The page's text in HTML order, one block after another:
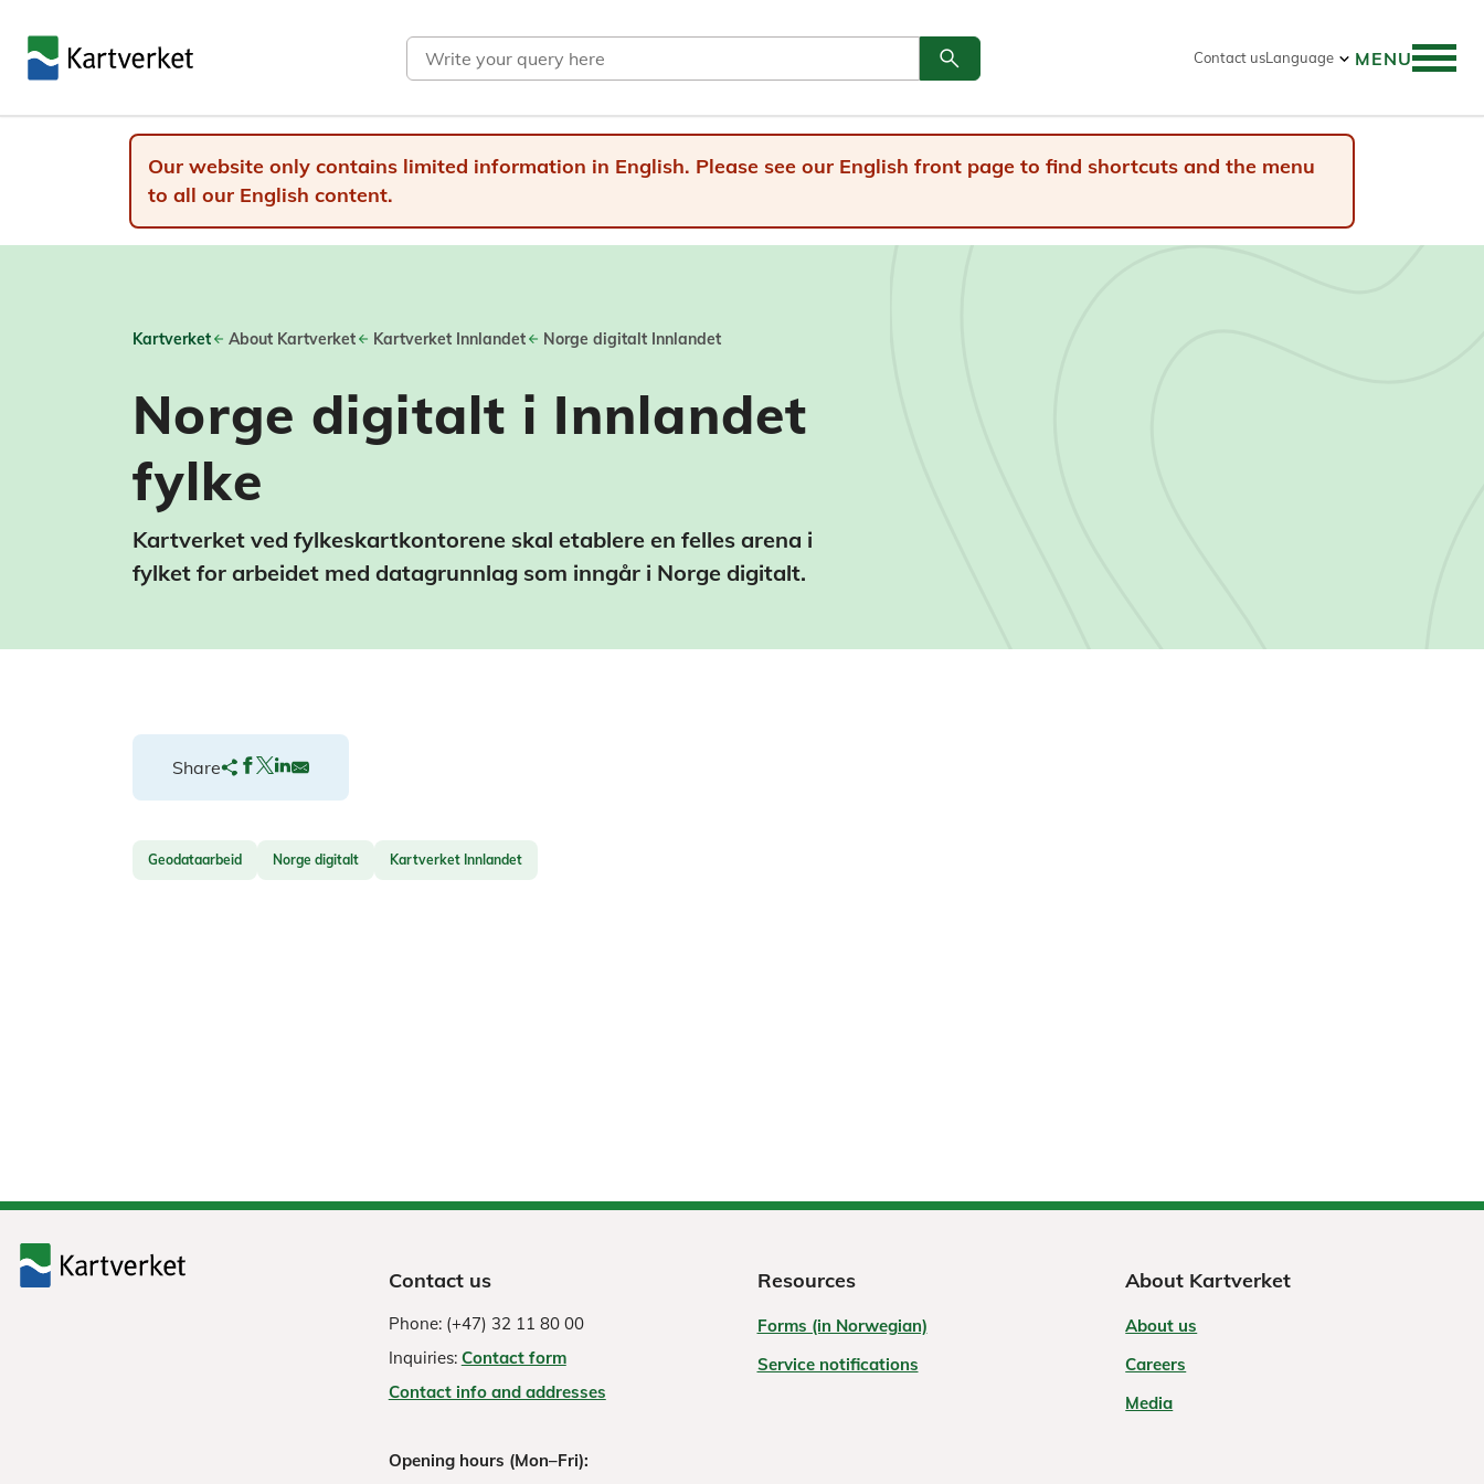
Search
Go to search
search Contact usLanguage MENU
Our website only contains limited information in English. Please see our English front page to find shortcuts and the menu
to all our English content.
Kartverket About Kartverket Kartverket Innlandet Norge digitalt Innlandet
Norge digitalt i Innlandet
fylke
Kartverket ved fylkeskartkontorene skal etablere en felles arena i
fylket for arbeidet med datagrunnlag som inngår i Norge digitalt.
Share
Geodataarbeid Norge digitalt Kartverket Innlandet
Contact us
Phone: (+47) 32 11 80 00
Inquiries: Contact form
Contact info and addresses
Opening hours (Mon–Fri):
Resources
Forms (in Norwegian)
Service notifications
About Kartverket
About us
Careers
Media